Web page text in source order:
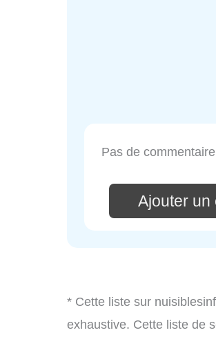
Pas de
Ajouter un
* Cette liste sur
exhaustive. Cette liste de